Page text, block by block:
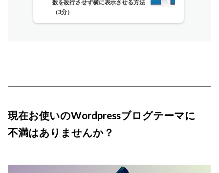
数を改行させず横に表示させる方法
（3分）
現在お使いのWordpressブログテーマに
不満はありませんか？